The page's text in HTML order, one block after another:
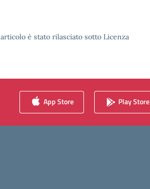
è stato rilasciato sotto Licenza
App Store Play Store